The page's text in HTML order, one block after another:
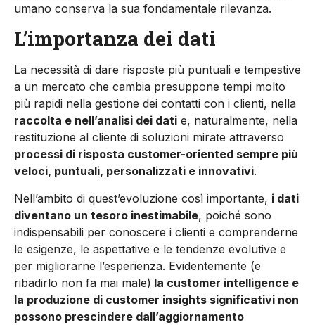
umano conserva la sua fondamentale rilevanza.
L’importanza dei dati
La necessità di dare risposte più puntuali e tempestive
a un mercato che cambia presuppone tempi molto
più rapidi nella gestione dei contatti con i clienti, nella
raccolta e nell’analisi dei dati e, naturalmente, nella
restituzione al cliente di soluzioni mirate attraverso
processi di risposta customer-oriented sempre più
veloci, puntuali, personalizzati e innovativi.
Nell’ambito di quest’evoluzione così importante, i dati
diventano un tesoro inestimabile, poiché sono
indispensabili per conoscere i clienti e comprenderne
le esigenze, le aspettative e le tendenze evolutive e
per migliorarne l’esperienza. Evidentemente (e
ribadirlo non fa mai male) la customer intelligence e
la produzione di customer insights significativi non
possono prescindere dall’aggiornamento